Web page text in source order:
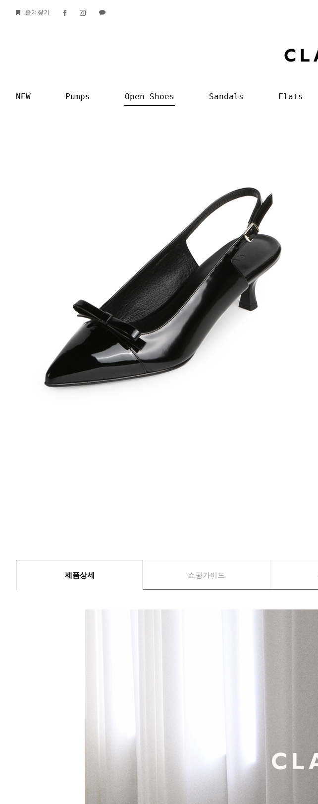
즐겨찾기
NEW Pumps Open Shoes Sandals Flats
제품상세 쇼핑가이드